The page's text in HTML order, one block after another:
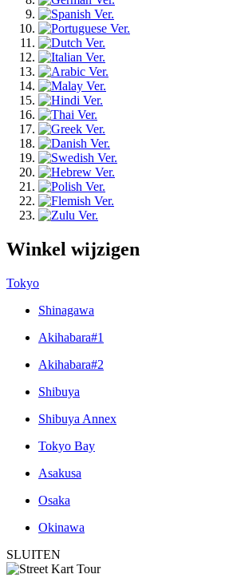
Winkel wijzigen
Tokyo
Shinagawa
Akihabara#1
Akihabara#2
Shibuya
Shibuya Annex
Tokyo Bay
Asakusa
Osaka
Okinawa
SLUITEN